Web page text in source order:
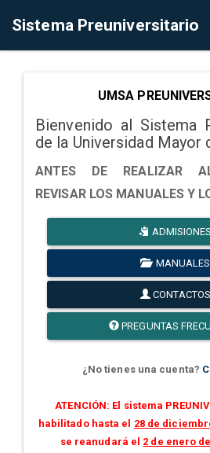
Sistema Preuniversitario
UMSA
Bienvenido al Sistema
de la Universidad Mayor
ANTES DE REALIZAR
REVISAR LOS MANUALES Y
ADMISIONES
MANUALES
CONTACTOS
PREGUNTAS
¿No tienes una cuenta?
ATENCIÓN: El sistema
habilitado hasta el 28 de
se reanudará el 2 de enero